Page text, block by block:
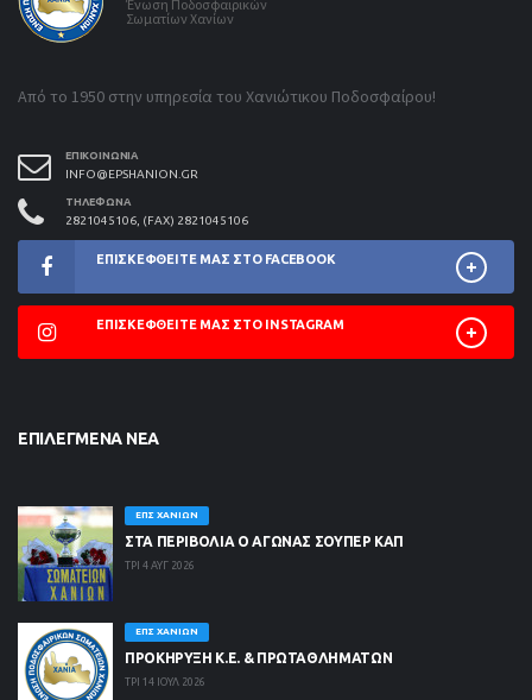
Ένωση Ποδοσφαιρικών
Σωματίων Χανίων
Από το 1950 στην υπηρεσία του Χανιώτικου Ποδοσφαίρου!
ΕΠΙΚΟΙΝΩΝΊΑ
INFO@EPSHANION.GR
ΤΗΛΈΦΩΝΑ
2821045106, (FAX) 2821045106
ΕΠΙΣΚΕΦΘΕΊΤΕ ΜΑΣ ΣΤΟ FACEBOOK
ΕΠΙΣΚΕΦΘΕΊΤΕ ΜΑΣ ΣΤΟ INSTAGRAM
ΕΠΙΛΕΓΜΈΝΑ ΝΈΑ
ΕΠΣ ΧΑΝΊΩΝ
ΣΤΑ ΠΕΡΙΒΟΛΙΑ Ο ΑΓΩΝΑΣ ΣΟΥΠΕΡ ΚΑΠ
ΤΡΙ 4 ΑΥΓ 2026
ΕΠΣ ΧΑΝΊΩΝ
ΠΡΟΚΗΡΥΞΗ Κ.Ε. & ΠΡΩΤΑΘΛΗΜΑΤΩΝ
ΤΡΙ 14 ΙΟΥΛ 2026